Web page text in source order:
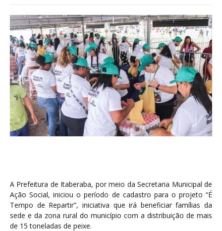
A Prefeitura de Itaberaba, por meio da Secretaria Municipal de
Ação Social, iniciou o período de cadastro para o projeto “É
Tempo de Repartir”, iniciativa que irá beneficiar famílias da
sede e da zona rural do município com a distribuição de mais
de 15 toneladas de peixe.